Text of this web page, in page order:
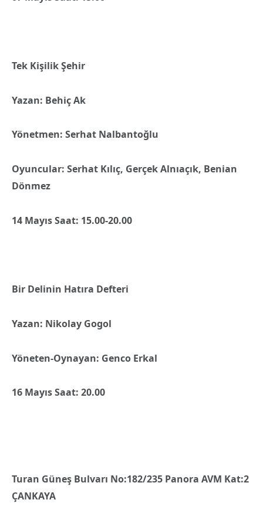
Tek Kişilik Şehir
Yazan: Behiç Ak
Yönetmen: Serhat Nalbantoğlu
Oyuncular: Serhat Kılıç, Gerçek Alnıaçık, Benian
Dönmez
14 Mayıs Saat: 15.00-20.00
Bir Delinin Hatıra Defteri
Yazan: Nikolay Gogol
Yöneten-Oynayan: Genco Erkal
16 Mayıs Saat: 20.00
Turan Güneş Bulvarı No:182/235 Panora AVM Kat:2
ÇANKAYA